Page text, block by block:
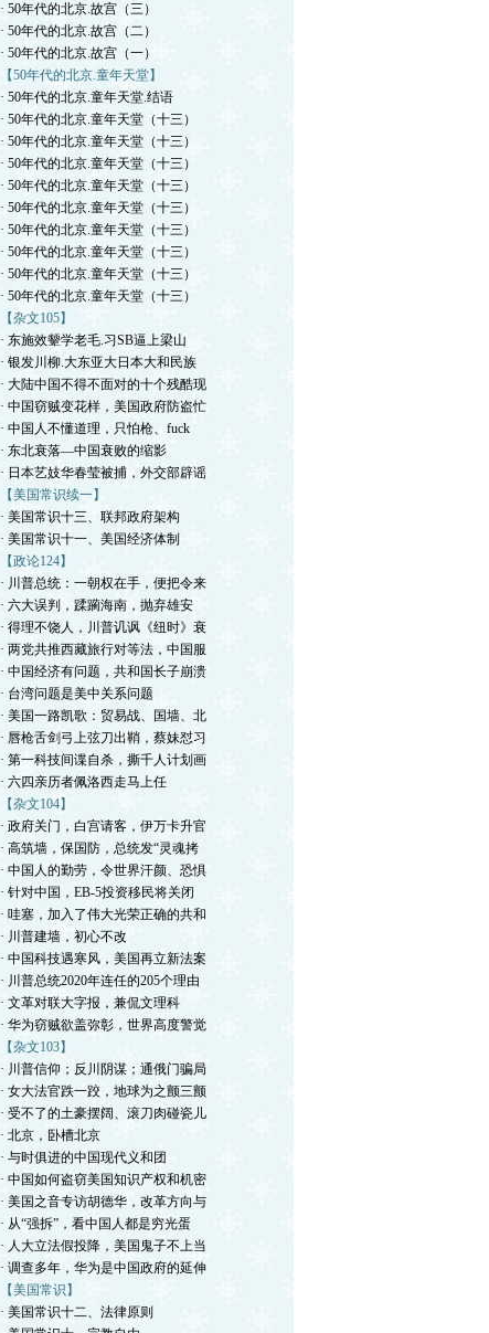
· 50年代的北京.故宫（三）
· 50年代的北京.故宫（二）
· 50年代的北京.故宫（一）
【50年代的北京.童年天堂】
· 50年代的北京.童年天堂.结语
· 50年代的北京.童年天堂（十三）
· 50年代的北京.童年天堂（十三）
· 50年代的北京.童年天堂（十三）
· 50年代的北京.童年天堂（十三）
· 50年代的北京.童年天堂（十三）
· 50年代的北京.童年天堂（十三）
· 50年代的北京.童年天堂（十三）
· 50年代的北京.童年天堂（十三）
· 50年代的北京.童年天堂（十三）
【杂文105】
· 东施效颦学老毛.习SB逼上梁山
· 银发川柳.大东亚大日本大和民族
· 大陆中国不得不面对的十个残酷现
· 中国窃贼变花样，美国政府防盗忙
· 中国人不懂道理，只怕枪、fuck
· 东北衰落—中国衰败的缩影
· 日本艺妓华春莹被捕，外交部辟谣
【美国常识续一】
· 美国常识十三、联邦政府架构
· 美国常识十一、美国经济体制
【政论124】
· 川普总统：一朝权在手，便把令来
· 六大误判，蹂躏海南，抛弃雄安
· 得理不饶人，川普讥讽《纽时》衰
· 两党共推西藏旅行对等法，中国服
· 中国经济有问题，共和国长子崩溃
· 台湾问题是美中关系问题
· 美国一路凯歌：贸易战、国墙、北
· 唇枪舌剑弓上弦刀出鞘，蔡妹怼习
· 第一科技间谍自杀，撕千人计划画
· 六四亲历者佩洛西走马上任
【杂文104】
· 政府关门，白宫请客，伊万卡升官
· 高筑墙，保国防，总统发“灵魂拷
· 中国人的勤劳，令世界汗颜、恐惧
· 针对中国，EB-5投资移民将关闭
· 哇塞，加入了伟大光荣正确的共和
· 川普建墙，初心不改
· 中国科技遇寒风，美国再立新法案
· 川普总统2020年连任的205个理由
· 文革对联大字报，兼侃文理科
· 华为窃贼欲盖弥彰，世界高度警觉
【杂文103】
· 川普信仰；反川阴谋；通俄门骗局
· 女大法官跌一跤，地球为之颤三颤
· 受不了的土豪摆阔、滚刀肉碰瓷儿
· 北京，卧槽北京
· 与时俱进的中国现代义和团
· 中国如何盗窃美国知识产权和机密
· 美国之音专访胡德华，改革方向与
· 从“强拆”，看中国人都是穷光蛋
· 人大立法假投降，美国鬼子不上当
· 调查多年，华为是中国政府的延伸
【美国常识】
· 美国常识十二、法律原则